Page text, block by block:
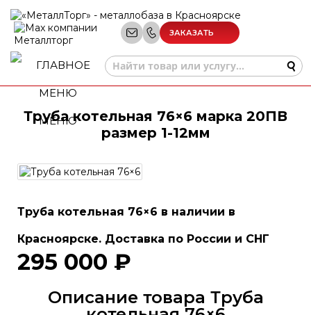
ЗАКАЗАТЬ
МЕНЮ
Труба котельная 76×6 марка 20ПВ
размер 1-12мм
Труба котельная 76×6 в наличии в
Красноярске. Доставка по России и СНГ
295 000 ₽
Описание товара Труба